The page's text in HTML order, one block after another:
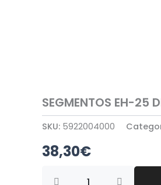
SEGMENTOS EH-25
SKU: 5922004000
38,30€